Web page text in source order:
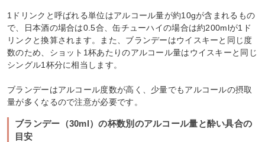
1ドリンクと呼ばれる単位はアルコール量が約10gが含まれるもの
で、日本酒の場合は0.5合、缶チューハイの場合は約200mlが1ド
リンクと換算されます。また、ブランデーはウイスキーと同じ度
数のため、ショット1杯あたりのアルコール量はウイスキーと同じ
シングル1杯分に相当します。
ブランデーはアルコール度数が高く、少量でもアルコールの摂取
量が多くなるので注意が必要です。
ブランデー（30ml）の杯数別のアルコール量と酔い具合の
目安